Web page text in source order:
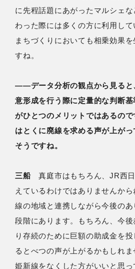
に先程話題にあがったマルシェ
わった際には多くの方に利用して
まちづくりにおいても相乗効果
すね。
――データ分析の観点から見ると
意形成を行う際に定量的な判断
がひとつのメリットではあるの
はとくに廃線を求める声が上が
そうですね。
三船真庭市はもちろん、JR西日
えているわけではありませんか
線の地域と連携しながら今後のあ
段階にあります。もちろん、今
り存続のために巨額の助成金を
るとべつの声が上がるかもしれ
姫新線をなくした方がいいと思